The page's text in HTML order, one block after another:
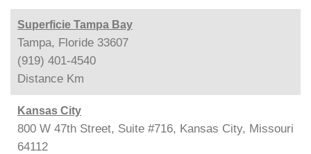
Superficie Tampa Bay
Tampa, Floride 33607
(919) 401-4540
Distance Km
Kansas City
800 W 47th Street, Suite #716, Kansas City, Missouri
64112